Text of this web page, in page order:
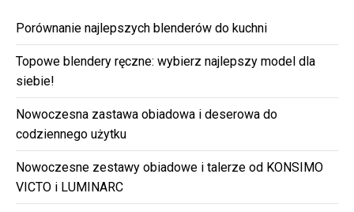
Porównanie najlepszych blenderów do kuchni
Topowe blendery ręczne: wybierz najlepszy model dla
siebie!
Nowoczesna zastawa obiadowa i deserowa do
codziennego użytku
Nowoczesne zestawy obiadowe i talerze od KONSIMO
VICTO i LUMINARC